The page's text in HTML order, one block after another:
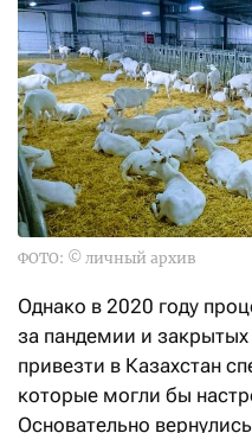
ФОТО: © личный архив
Однако в 2020 году
за пандемии и
привезти в Казахстан
которые могли бы
Основательно